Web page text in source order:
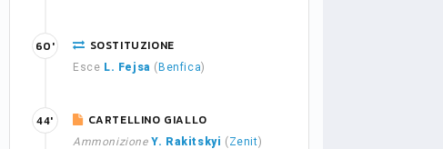
SOSTITUZIONE
Esce L. Fejsa ( Benfica)
60'
CARTELLINO GIALLO
Ammonizione Y. Rakitskyi ( Zenit)
44'